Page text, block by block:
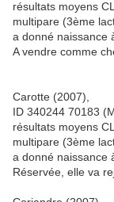
résultats moyens
multipare (3ème
a donné naissance
A vendre comme
Carotte (2007),
ID 340244 70183
résultats moyens
multipare (3ème
a donné naissance
Réservée, elle va